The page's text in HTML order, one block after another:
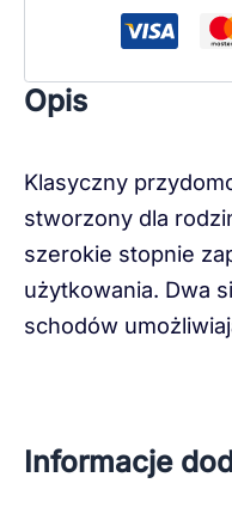
Opis
Klasyczny
stworzony dla
szerokie stopnie
użytkowania. Dwa
schodów
Informacje